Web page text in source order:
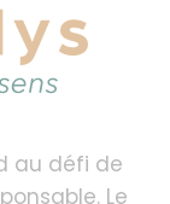
au défi de
Le